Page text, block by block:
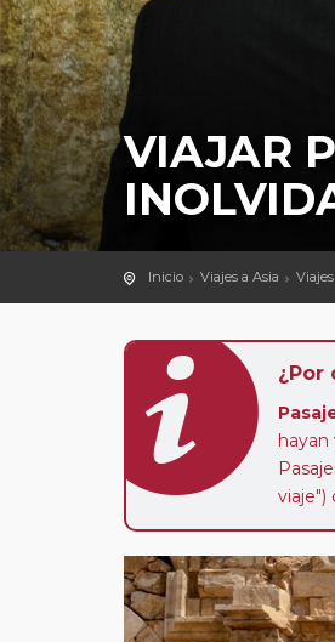
VIAJAR
Inicio Viajes a Asia
¿Por
viaje")